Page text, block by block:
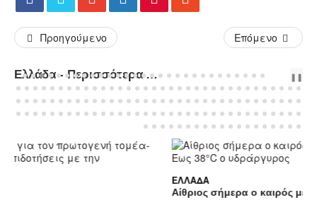
Προηγούμενο Επόμενο
Ελλάδα - Περισσότερα Άρθρα... PREVNEXT
❚❚
Αίθριος σήμερα ο καιρός με υψηλές θερμοκρασίες –...